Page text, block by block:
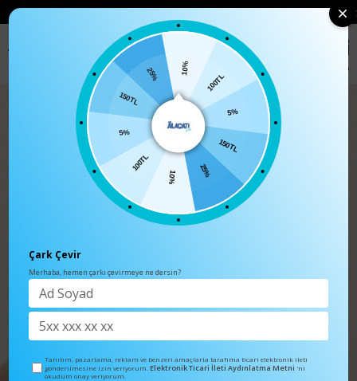
%15 İNDIRIM
TÜM ÜRÜNLER 10% 100TL
5%
150TL
25%
10%
100TL
5%
150TL
25%
Çark Çevir
Merhaba, hemen çarkı çevirmeye ne dersin?
Tanıtım, pazarlama, reklam ve benzeri amaçlarla tarafıma ticari elektronik ileti
gönderilmesine izin veriyorum.Elektronik Ticari İleti Aydınlatma Metni 'ni
okudum onay veriyorum.